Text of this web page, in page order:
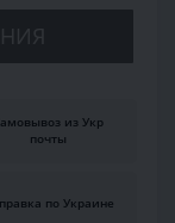
из Укр
почты
по Украине